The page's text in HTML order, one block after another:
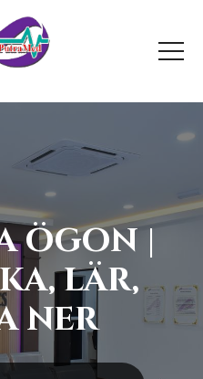
ögon |
lär,
ner